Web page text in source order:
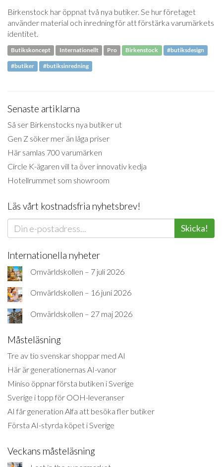
Birkenstock har öppnat två nya butiker. Se hur företaget
använder material och inredning för att förstärka varumärkets
identitet.
Butikskoncept Internationellt Pro Birkenstock #butiksdesign
#butiker #butiksinredning
Senaste artiklarna
Så ser Birkenstocks nya butiker ut
Gen Z söker mer än låga priser
Här samlas 700 varumärken
Circle K-ägaren vill ta över innovativ kedja
Hotellrummet som showroom
Läs vårt kostnadsfria nyhetsbrev!
Skicka!
Internationella nyheter
Omvärldskollen – 7 juli 2026
Omvärldskollen – 16 juni 2026
Omvärldskollen – 27 maj 2026
Måsteläsning
Tre av tio svenskar shoppar med AI
Här är generationernas AI-vanor
Miniso öppnar första butiken i Sverige
Sverige i topp för OOH-leveranser
AI får generation Alfa att besöka fler butiker
Första AI-styrda köpet i Sverige
Veckans måsteläsning